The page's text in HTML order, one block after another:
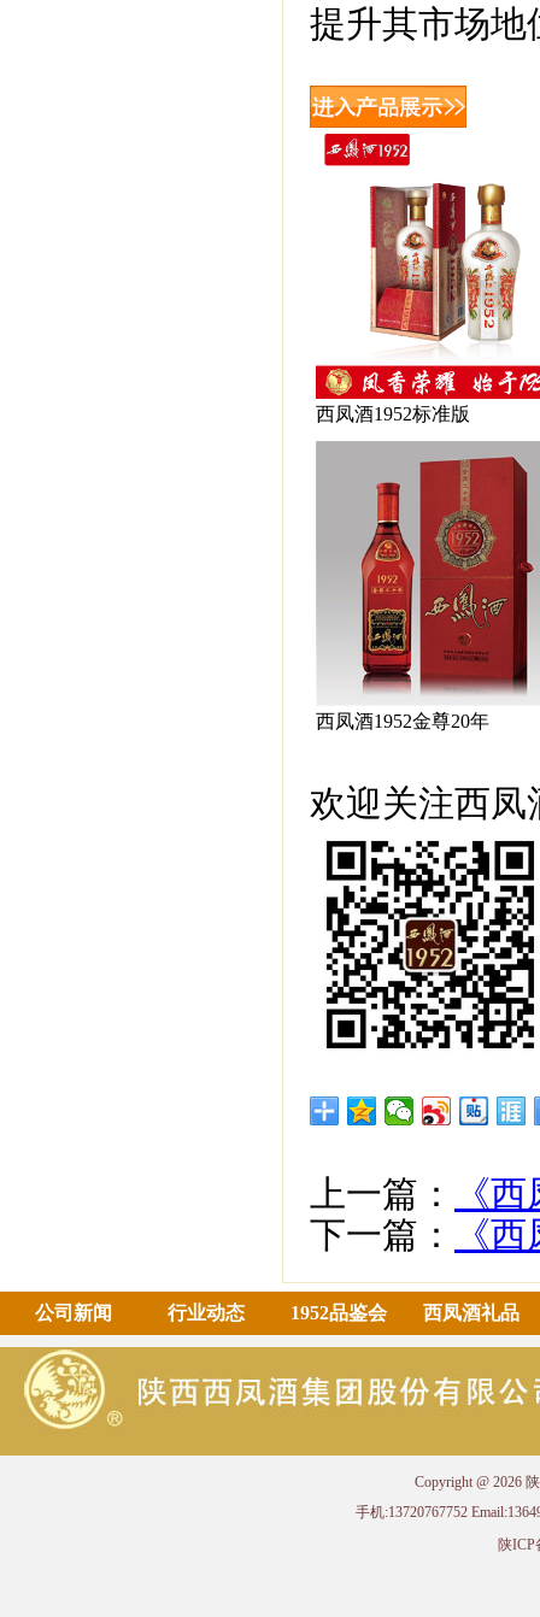
提升其市场地
西凤酒1952标准版
西凤酒1952金尊20年
欢迎关注西凤
上一篇：
《
下一篇：
《
公司新闻 行业动态 1952品鉴会 西凤酒礼品
Copyright @ 2026
手机:13720767752
陕ICP